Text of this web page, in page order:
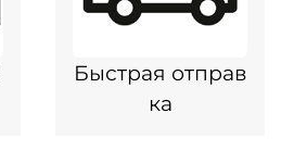
Быстрая отправ
ка